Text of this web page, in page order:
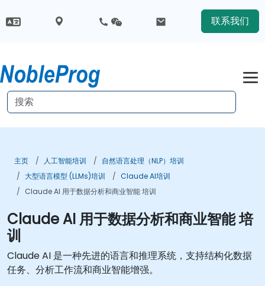
联系我们
主页 人工智能培训
自然语言处理（NLP）培训
大型语言模型 (LLMs)培训
Claude AI培训
Claude AI 用于数据分析和商业智能 培训
Claude AI 用于数据分析和商业智能 培
训
Claude AI 是一种先进的语言和推理系统，支持结构化数据
任务、分析工作流和商业智能增强。